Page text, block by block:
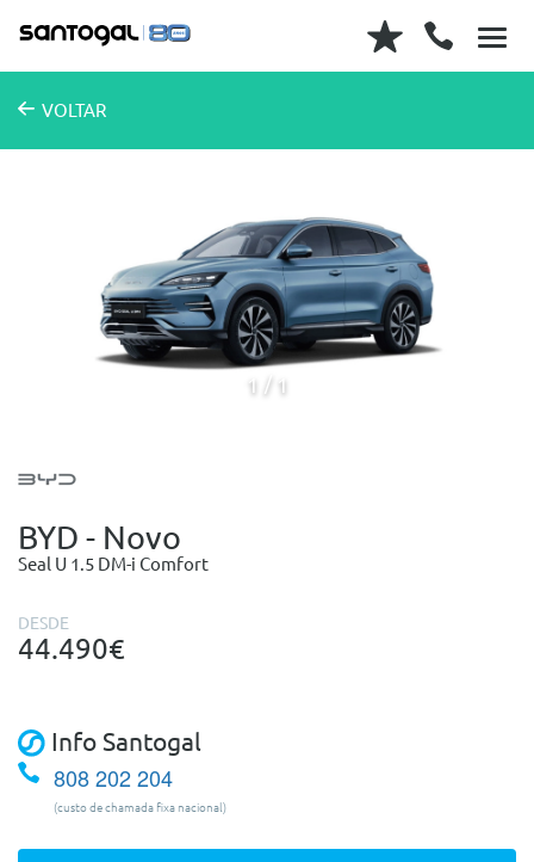
VOLTAR
1 1
BYD - Novo
Seal U 1.5 DM-i Comfort
DESDE
44.490€
Info Santogal
808 202 204
(custo de chamada fixa nacional)